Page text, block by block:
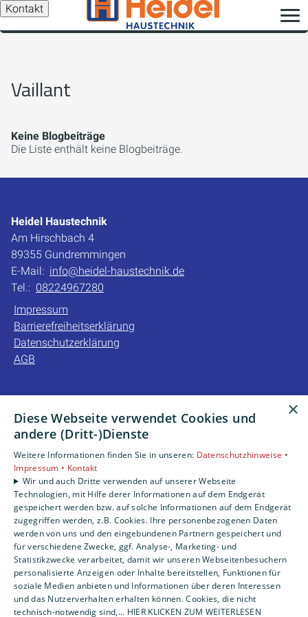
Kontakt
Vaillant
Keine Blogbeiträge
Die Liste enthält keine Blogbeiträge.
Heidel Haustechnik
Am Hirschbach 4
89355 Gundremmingen
E-Mail: info@heidel-haustechnik.de
Tel.: 08224967280
Impressum
Barrierefreiheitserklärung
Datenschutzerklärung
AGB
Privatkunden
Gewerbekunden
Karriere
Unternehmen
Kontakt
×
Diese Webseite verwendet Cookies und
andere (Dritt-)Dienste
Weitere Informationen finden Sie in unseren: Datenschutzhinweise •
Impressum • Kontakt
Wir und auch Dritte verwenden auf unserer Webseite
Technologien, mit Hilfe derer Informationen auf dem Endgerät
gespeichert werden bzw. auf solche Informationen auf dem Endgerät
zugegriffen werden, z.B. Cookies. Ihre personenbezogenen Daten
werden von uns und den eingebundenen Partnern gespeichert und
für verschiedene Zwecke, ggf. Analyse-, Marketing- und
Statistikzwecke verarbeitet, damit wir unseren Webseitenbesuchern
personalisierte Anzeigen oder Inhalte bereitstellen, Funktionen für
soziale Medien anbieten und Informationen über deren Interessen
und das Nutzerverhalten erhalten können. Cookies, die nicht
technisch-notwendig sind,... HIER KLICKEN ZUM WEITERLESEN